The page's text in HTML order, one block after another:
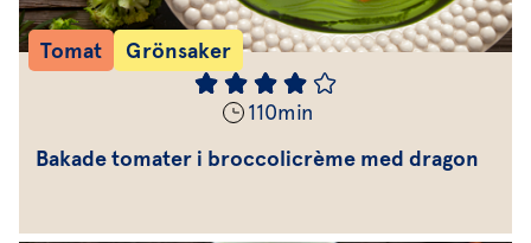
Tomat Grönsaker
110min
Bakade tomater i broccolicrème med dragon